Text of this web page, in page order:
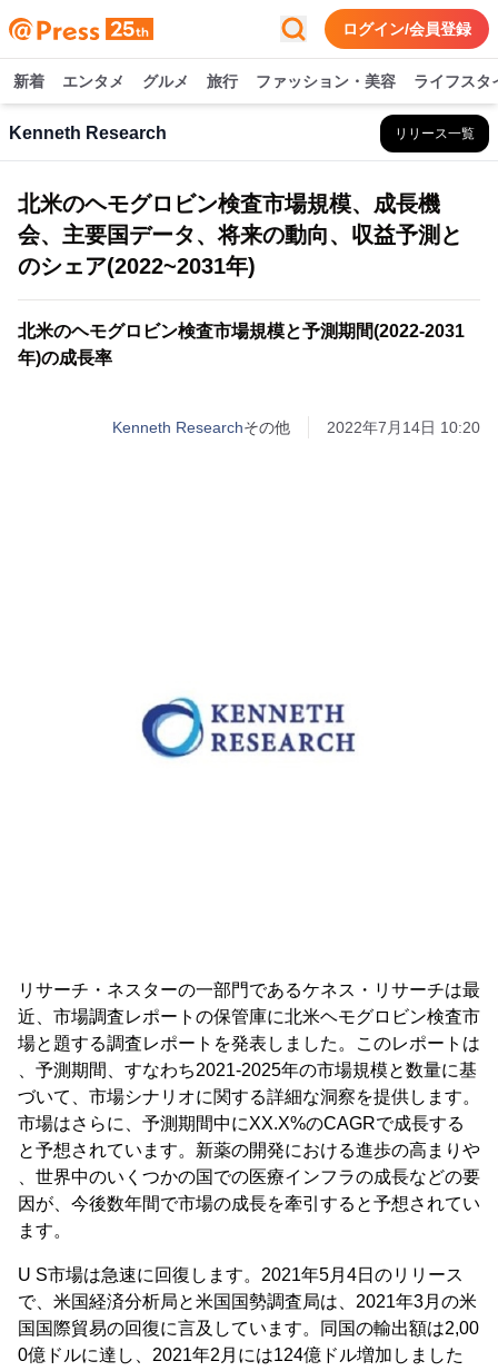
ログイン/会員登録
新着 エンタメ グルメ 旅行 ファッション・美容 ライフスタ
Kenneth Research リリース一覧
北米のヘモグロビン検査市場規模、成長機
会、主要国データ、将来の動向、収益予測と
のシェア(2022~2031年)
北米のヘモグロビン検査市場規模と予測期間(2022-2031
年)の成長率
Kenneth Researchその他 2022年7月14日 10:20
リサーチ・ネスターの一部門であるケネス・リサーチは最
近、市場調査レポートの保管庫に北米ヘモグロビン検査市
場と題する調査レポートを発表しました。このレポートは
、予測期間、すなわち2021-2025年の市場規模と数量に基
づいて、市場シナリオに関する詳細な洞察を提供します。
市場はさらに、予測期間中にXX.X%のCAGRで成長する
と予想されています。新薬の開発における進歩の高まりや
、世界中のいくつかの国での医療インフラの成長などの要
因が、今後数年間で市場の成長を牽引すると予想されてい
ます。
U S市場は急速に回復します。2021年5月4日のリリース
で、米国経済分析局と米国国勢調査局は、2021年3月の米
国国際貿易の回復に言及しています。同国の輸出額は2,00
0億ドルに達し、2021年2月には124億ドル増加しました